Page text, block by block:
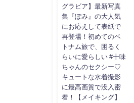
グラビア】最新写真
集『ぽみ』の大人気
にお応えして表紙で
再登場！初めてのベ
トナム旅で、困るく
らいに愛らしい #十味
ちゃんのセクシー♡
キュートな水着撮影
に最高画質で没入密
着！【メイキング】